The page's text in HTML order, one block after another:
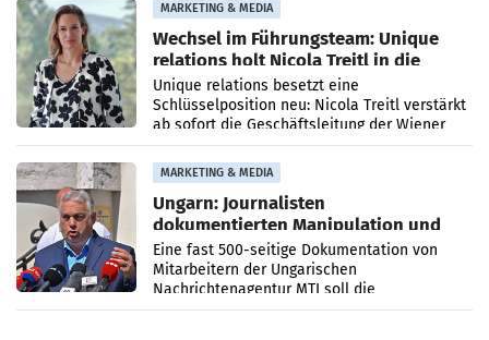
MARKETING & MEDIA
Wechsel im Führungsteam: Unique
relations holt Nicola Treitl in die
Geschäftsleitung
Unique relations besetzt eine
Schlüsselposition neu: Nicola Treitl verstärkt
ab sofort die Geschäftsleitung der Wiener
PR-Agentur an der Seite von Josef Kalina und
Anna Kalina-Mahr.
MARKETING & MEDIA
Ungarn: Journalisten
dokumentierten Manipulation und
Zensur
Eine fast 500-seitige Dokumentation von
Mitarbeitern der Ungarischen
Nachrichtenagentur MTI soll die
systematische Nachrichten-Manipulation und